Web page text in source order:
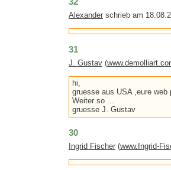
Alexander schrieb am
31
J. Gustav (
hi,
gruesse aus USA ,eure
Weiter so ...
gruesse J. Gustav
30
Ingrid Fischer (www.Ingrid-